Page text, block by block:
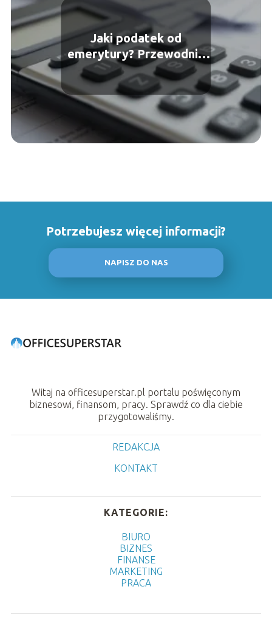
Jaki podatek od
emerytury? Przewodnik
po opodatkowaniu
świadczeń
Potrzebujesz więcej informacji?
NAPISZ DO NAS
Witaj na officesuperstar.pl portalu poświęconym
biznesowi, finansom, pracy. Sprawdź co dla ciebie
przygotowaliśmy.
REDAKCJA
KONTAKT
KATEGORIE:
BIURO
BIZNES
FINANSE
MARKETING
PRACA